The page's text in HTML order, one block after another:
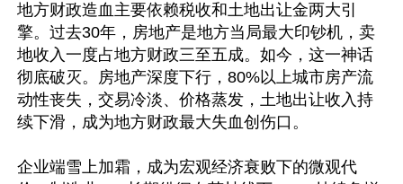
地方财政造血主要依赖税收和土地出让金两大引
擎。过去30年，房地产是地方当局最大印钞机，卖
地收入一度占地方财政三至五成。如今，这一神话
彻底破灭。房地产深度下行，80%以上城市房产流
动性丧失，交易冷淡、价格蒸发，土地出让收入持
续下滑，成为地方财政最大失血创伤口。
企业端雪上加霜，成为宏观经济衰败下的微观代